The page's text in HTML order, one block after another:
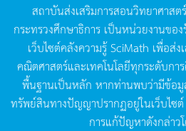
สถาบันส่งเสริมการสอนวิทยาศาสต
กระทรวงศึกษาธิการ เป็นหน่วยงานของ
เว็บไซต์คลังความรู้SciMath เพื่อส่ง
คณิตศาสตร์และเทคโนโลยีทุกระดับกา
พื้นฐานเป็นหลัก หากท่านพบว่ามีข้อมู
ทรัพย์สินทางปัญญาปรากฏอยู่ในเว็บไซต์
การแก้ปัญหาดังกล่าว